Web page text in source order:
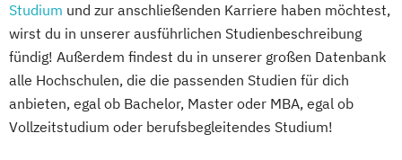
Studium und zur anschließenden Karriere haben möchtest,
wirst du in unserer ausführlichen Studienbeschreibung
fündig! Außerdem findest du in unserer großen Datenbank
alle Hochschulen, die die passenden Studien für dich
anbieten, egal ob Bachelor, Master oder MBA, egal ob
Vollzeitstudium oder berufsbegleitendes Studium!